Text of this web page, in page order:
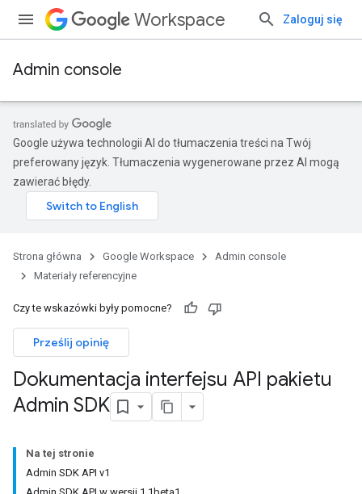
Workspace Zaloguj się
Admin console
Google używa technologii AI do tłumaczenia treści na Twój
preferowany język. Tłumaczenia wygenerowane przez AI mogą
zawierać błędy.
Strona główna Google Workspace
Admin console
Materiały referencyjne
Czy te wskazówki były pomocne?
Prześlij opinię
Dokumentacja interfejsu API pakietu
Admin SDK
Na tej stronie
Admin SDK API v1